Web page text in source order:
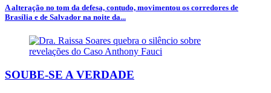
A alteração no tom da defesa, contudo, movimentou os corredores de
Brasília e de Salvador na noite da...
SOUBE-SE A VERDADE